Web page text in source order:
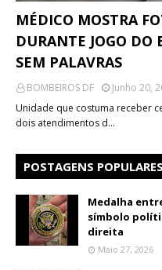
MÉDICO MOSTRA
DURANTE JOGO DO
SEM PALAVRAS
BOMBEIROS DF
Junho 20,
Unidade que costuma receber
dois atendimentos d…
POSTAGENS POPULARES
Medalha
símbolo
direita
Maio 27, 2026